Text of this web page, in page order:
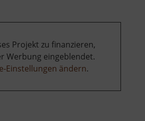
Projekt zu finanzieren,
Werbung eingeblendet.
Einstellungen ändern.